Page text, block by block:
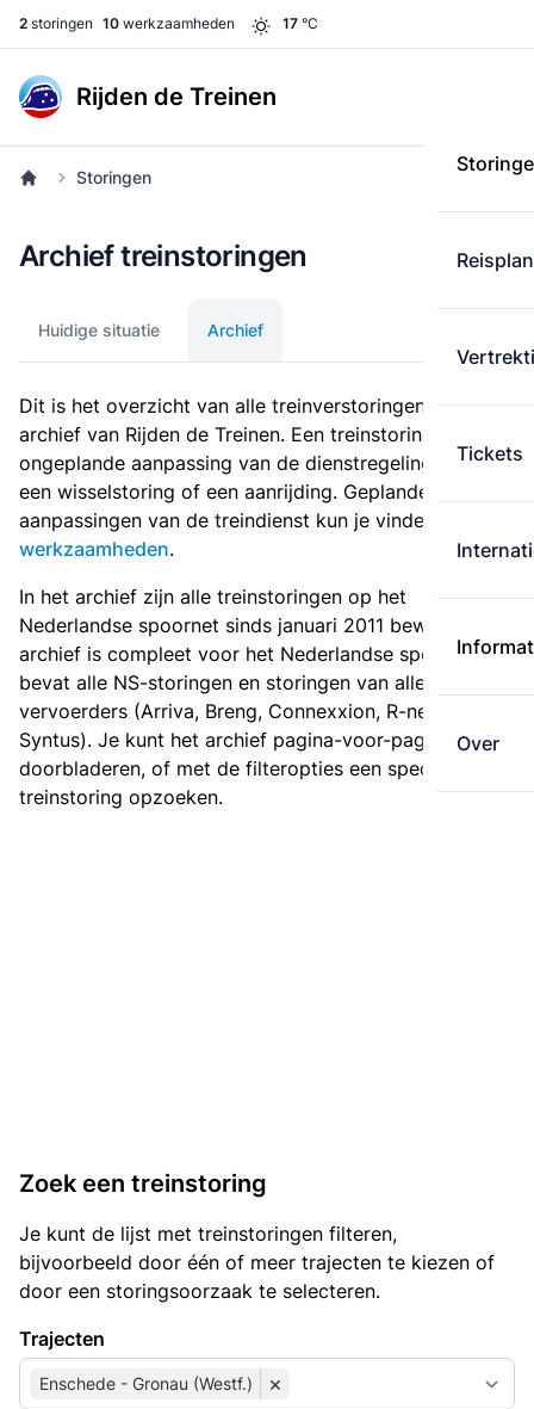
2 storingen 10 werkzaamheden 17 °C
Rijden de Treinen
Tickets
Over
Storingen
Archief treinstoringen
Huidige situatie Archief
Dit is het overzicht van alle treinverstoringen in het
archief van Rijden de Treinen. Een treinstoring is een
ongeplande aanpassing van de dienstregeling, zoals
een wisselstoring of een aanrijding. Geplande
aanpassingen van de treindienst kun je vinden bij de
werkzaamheden.
In het archief zijn alle treinstoringen op het
Nederlandse spoornet sinds januari 2011 bewaard. Het
archief is compleet voor het Nederlandse spoor: het
bevat alle NS-storingen en storingen van alle regionale
vervoerders (Arriva, Breng, Connexxion, R-net en
Syntus). Je kunt het archief pagina-voor-pagina
doorbladeren, of met de filteropties een specifieke
treinstoring opzoeken.
Zoek een treinstoring
Je kunt de lijst met treinstoringen filteren,
bijvoorbeeld door één of meer trajecten te kiezen of
door een storingsoorzaak te selecteren.
Trajecten
Enschede - Gronau (Westf.) ×